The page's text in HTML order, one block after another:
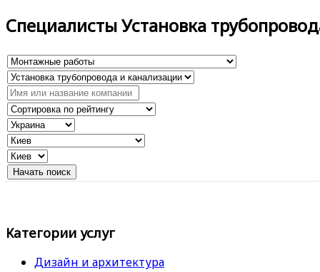
Специалисты Установка
Категории услуг
Дизайн и архитектура